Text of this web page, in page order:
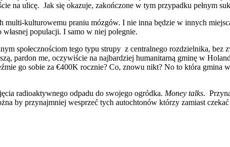
na ulicę. Jak się okazuje, zakończone w tym przypadku pełnym
kulturowemu praniu mózgów. I nie inna będzie w innych
populacji. I samo w niej polegnie.
społecznościom tego typu strupy z centralnego rozdzielnika,
pardon me, oczywiście na najbardziej humanitarną gminę w
go sobie za €400K rocznie? Co, znowu nikt? No to która
radioaktywnego odpadu do swojego ogródka. Money talks.
by przynajmniej wesprzeć tych autochtonów którzy zamiast